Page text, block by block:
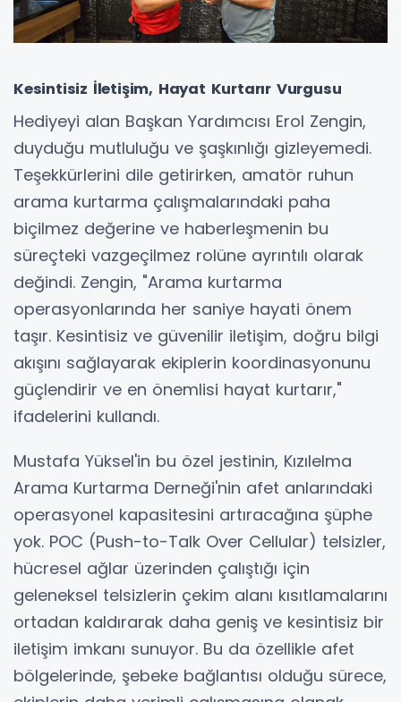
Kesintisiz İletişim, Hayat Kurtarır Vurgusu
Hediyeyi alan Başkan Yardımcısı Erol Zengin,
duyduğu mutluluğu ve şaşkınlığı gizleyemedi.
Teşekkürlerini dile getirirken, amatör ruhun
arama kurtarma çalışmalarındaki paha
biçilmez değerine ve haberleşmenin bu
süreçteki vazgeçilmez rolüne ayrıntılı olarak
değindi. Zengin, "Arama kurtarma
operasyonlarında her saniye hayati önem
taşır. Kesintisiz ve güvenilir iletişim, doğru bilgi
akışını sağlayarak ekiplerin koordinasyonunu
güçlendirir ve en önemlisi hayat kurtarır,"
ifadelerini kullandı.
Mustafa Yüksel'in bu özel jestinin, Kızılelma
Arama Kurtarma Derneği'nin afet anlarındaki
operasyonel kapasitesini artıracağına şüphe
yok. POC (Push-to-Talk Over Cellular) telsizler,
hücresel ağlar üzerinden çalıştığı için
geleneksel telsizlerin çekim alanı kısıtlamalarını
ortadan kaldırarak daha geniş ve kesintisiz bir
iletişim imkanı sunuyor. Bu da özellikle afet
bölgelerinde, şebeke bağlantısı olduğu sürece,